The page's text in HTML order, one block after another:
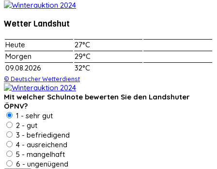
Wetter Landshut
Heute
27°C
Morgen
29°C
09.08.2026
32°C
© Deutscher Wetterdienst
Mit welcher Schulnote bewerten Sie den Landshuter
ÖPNV?
1 - sehr gut
2 - gut
3 - befriedigend
4 - ausreichend
5 - mangelhaft
6 - ungenügend